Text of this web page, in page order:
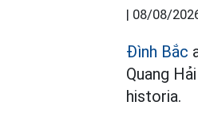
| 08/08/
Đình Bắc
Quang
historia.